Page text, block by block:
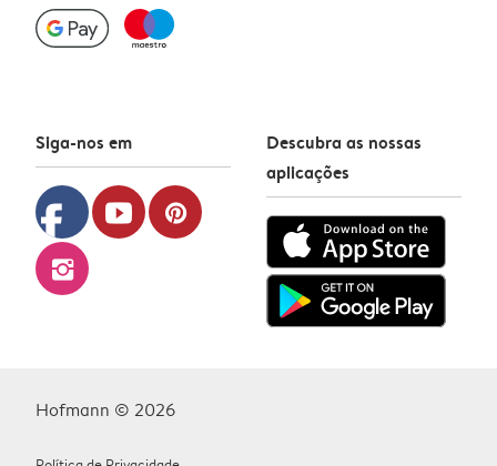
Siga-nos em
facebook youtube pinterest
instagram
Descubra as nossas
aplicações
Hofmann © 2026